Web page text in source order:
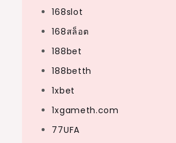
168slot
168สล็อต
188bet
188betth
1xbet
1xgameth.com
77UFA